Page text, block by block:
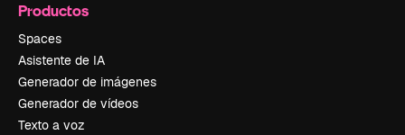
Productos
Spaces
Asistente de IA
Generador de imágenes
Generador de vídeos
Texto a voz